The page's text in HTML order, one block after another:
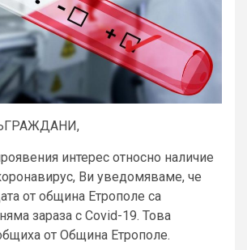
интерес относно наличие
Ви уведомяваме, че
от община Етрополе са
зараза с Covid-19. Toва
от Община Етрополе.